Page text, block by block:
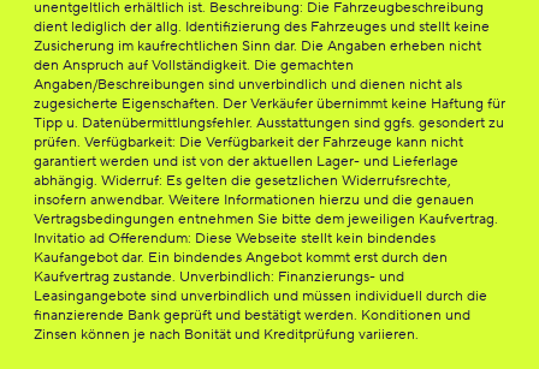
unentgeltlich erhältlich ist. Beschreibung: Die Fahrzeugbeschreibung
dient lediglich der allg. Identifizierung des Fahrzeuges und stellt keine
Zusicherung im kaufrechtlichen Sinn dar. Die Angaben erheben nicht
den Anspruch auf Vollständigkeit. Die gemachten
Angaben/Beschreibungen sind unverbindlich und dienen nicht als
zugesicherte Eigenschaften. Der Verkäufer übernimmt keine Haftung für
Tipp u. Datenübermittlungsfehler. Ausstattungen sind ggfs. gesondert zu
prüfen. Verfügbarkeit: Die Verfügbarkeit der Fahrzeuge kann nicht
garantiert werden und ist von der aktuellen Lager- und Lieferlage
abhängig. Widerruf: Es gelten die gesetzlichen Widerrufsrechte,
insofern anwendbar. Weitere Informationen hierzu und die genauen
Vertragsbedingungen entnehmen Sie bitte dem jeweiligen Kaufvertrag.
Invitatio ad Offerendum: Diese Webseite stellt kein bindendes
Kaufangebot dar. Ein bindendes Angebot kommt erst durch den
Kaufvertrag zustande. Unverbindlich: Finanzierungs- und
Leasingangebote sind unverbindlich und müssen individuell durch die
finanzierende Bank geprüft und bestätigt werden. Konditionen und
Zinsen können je nach Bonität und Kreditprüfung variieren.